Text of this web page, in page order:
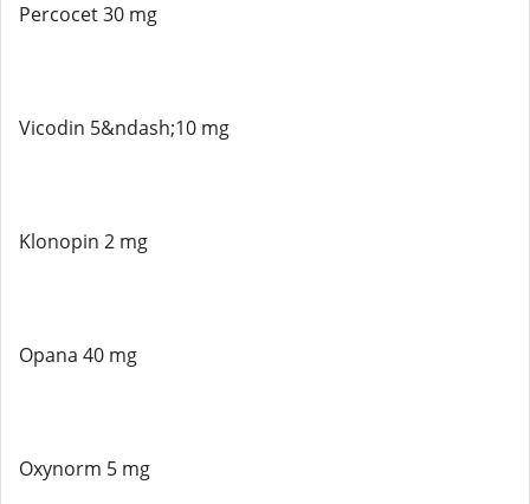
Percocet 30 mg
Vicodin 5&ndash;10 mg
Klonopin 2 mg
Opana 40 mg
Oxynorm 5 mg